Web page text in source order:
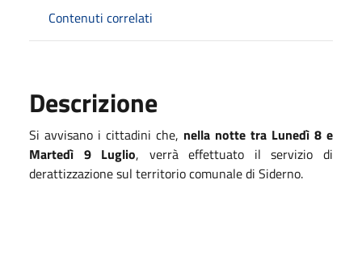
Contenuti correlati
Descrizione
Si avvisano i cittadini che, nella notte tra Lunedì 8 e
Martedì 9 Luglio, verrà effettuato il servizio di
derattizzazione sul territorio comunale di Siderno.